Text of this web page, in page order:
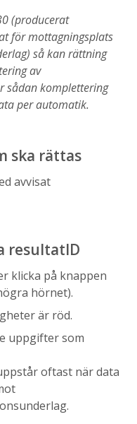
(producerat
för mottagningsplats
så kan rättning
av
sådan komplettering
per automatik.
ska rättas
avvisat
resultatID
klicka på knappen
hörnet).
är röd.
uppgifter som
oftast när data